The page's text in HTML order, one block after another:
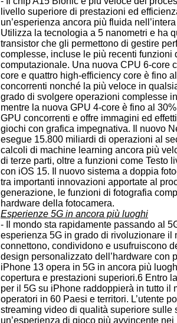
livello superiore di prestazioni ed
un’esperienza ancora più fluida
Utilizza la tecnologia a 5 nanometri e ha
transistor che gli permettono di gestire
complesse, incluse le più recenti funzioni
computazionale. Una nuova CPU 6-core
core e quattro high-efficiency core è fino
concorrenti nonché la più veloce in
grado di svolgere operazioni complesse
mentre la nuova GPU 4-core è fino al
GPU concorrenti e offre immagini ed
giochi con grafica impegnativa. Il nuovo
esegue 15.800 miliardi di operazioni al
calcoli di machine learning ancora più
di terze parti, oltre a funzioni come Testo
con iOS 15. Il nuovo sistema a doppia
tra importanti innovazioni apportate al
generazione, le funzioni di fotografia
hardware della fotocamera.
Esperienze 5G in ancora più luoghi
- Il mondo sta rapidamente passando al
esperienza 5G in grado di rivoluzionare il
connettono, condividono e usufruiscono
design personalizzato dell’hardware con
iPhone 13 opera in 5G in ancora più
copertura e prestazioni superiori.6 Entro
per il 5G su iPhone raddoppierà in tutto il
operatori in 60 Paesi e territori. L’utente
streaming video di qualità superiore sulle
un’esperienza di gioco più avvincente